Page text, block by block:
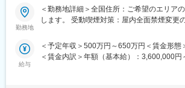
る報酬制度になっています。
ーからオファーを受けた場合、メーカーに
す。オファーや延長依頼があったとしても
《資格と想いがあれば活躍できる！》
「誰かのためになる仕事がしたい」「社会
ます。
これまでの経験を活かして新たなフィール
勤務地
＜勤務地詳細＞全国住所：ご希望のエリア
します。 受動喫煙対策：屋内全面禁煙変更
給与
＜予定年収＞500万円～650万円＜賃金形態
＜賃金内訳＞年額（基本給）：3,600,000